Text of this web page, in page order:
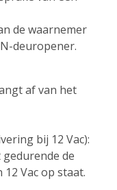
de waarnemer
deuropener.
af van het
bij 12 Vac):
de
Vac op staat.